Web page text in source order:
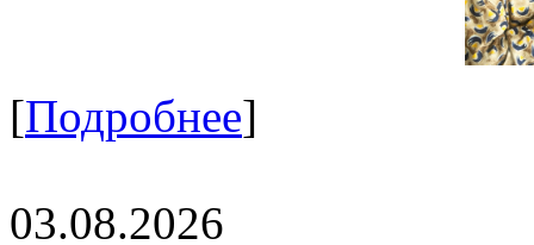
[Подробнее]
03.08.2026